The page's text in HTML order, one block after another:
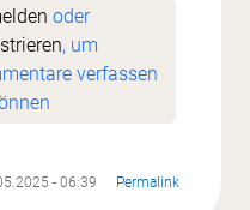
oder
, um
verfassen
- 06:39 Permalink